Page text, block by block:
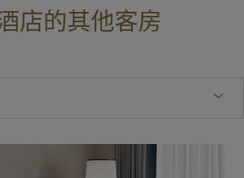
店的其他客房